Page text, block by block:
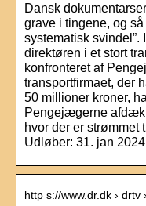
Dansk
grave i tingene, og
systematisk svindel”.
direktøren i et stort
konfronteret af
transportfirmaet, der
50 millioner kroner,
Pengejægerne
hvor der er strømmet
Udløber: 31. jan 2024
http s://www.dr.dk ›